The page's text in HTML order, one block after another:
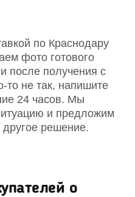
по Краснодару
фото готового
после получения с
то не так, напишите
24 часов. Мы
и предложим
решение.
о